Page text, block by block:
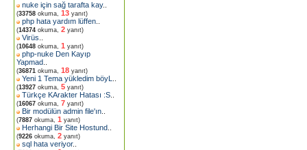
nuke için sağ tarafta kay..
(33758 okuma, 13 yanıt)
php hata yardım lüffen
(14374 okuma, 2 yanıt)
Virüs
(10648 okuma, 1 yanıt)
php-nuke Den Kayıp
Yapmad
(36871 okuma, 18 yanıt)
Yeni 1 Tema yükledim böyL
(13927 okuma, 5 yanıt)
Türkçe KArakter Hatası :S
(16067 okuma, 7 yanıt)
Bir modülün admin file'ın
(7887 okuma, 1 yanıt)
Herhangi Bir Site Hostund
(9226 okuma, 2 yanıt)
sql hata veriyor..